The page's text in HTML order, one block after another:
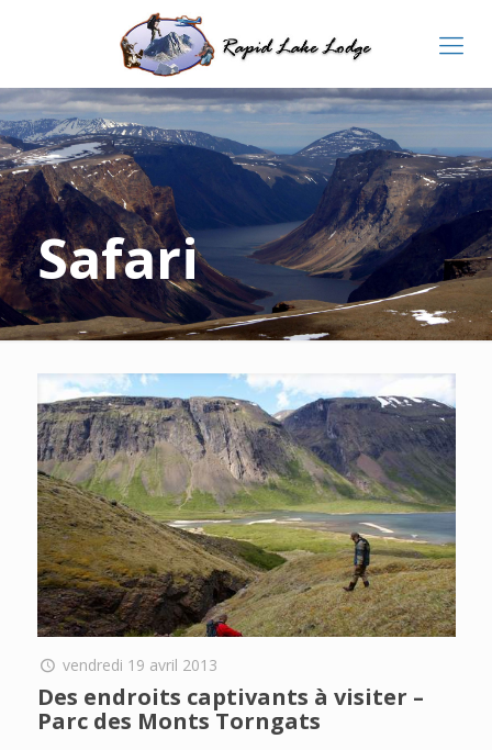
Safari
vendredi 19 avril 2013
Des endroits captivants à visiter –
Parc des Monts Torngats